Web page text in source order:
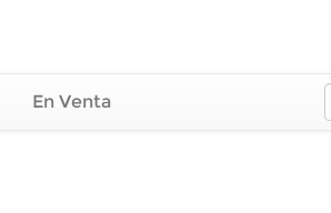
En Venta